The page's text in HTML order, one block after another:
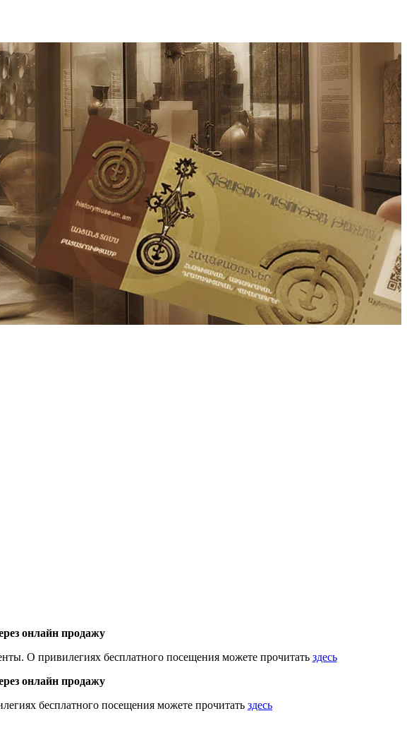
онлайн продажу
О привилегиях бесплатного посещения можете прочитать здесь
онлайн продажу
бесплатного посещения можете прочитать здесь